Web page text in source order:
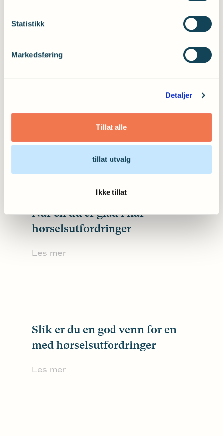
Statistikk
Markedsføring
Detaljer
Tillat alle
tillat utvalg
Ikke tillat
10 tegn på at du bør sjekke
hørselen din
Når en du er glad i har
hørselsutfordringer
Les mer
Slik er du en god venn for en
med hørselsutfordringer
Les mer